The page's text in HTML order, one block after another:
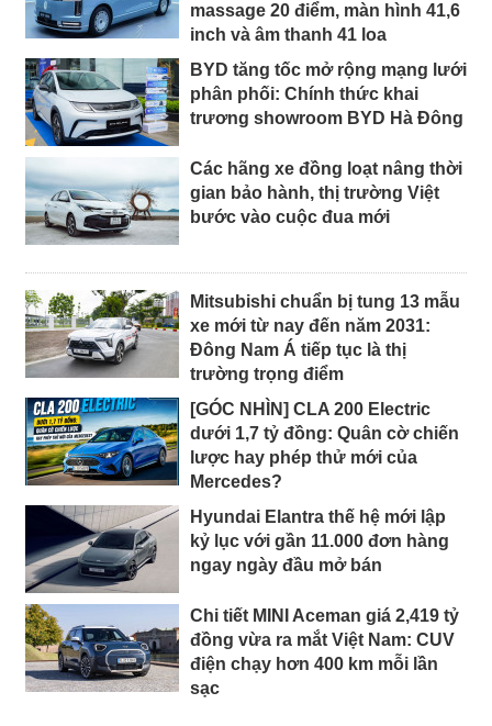
massage 20 điểm, màn hình 41,6
inch và âm thanh 41 loa
BYD tăng tốc mở rộng mạng lưới
phân phối: Chính thức khai
trương showroom BYD Hà Đông
Các hãng xe đồng loạt nâng thời
gian bảo hành, thị trường Việt
bước vào cuộc đua mới
Mitsubishi chuẩn bị tung 13 mẫu
xe mới từ nay đến năm 2031:
Đông Nam Á tiếp tục là thị
trường trọng điểm
[GÓC NHÌN] CLA 200 Electric
dưới 1,7 tỷ đồng: Quân cờ chiến
lược hay phép thử mới của
Mercedes?
Hyundai Elantra thế hệ mới lập
kỷ lục với gần 11.000 đơn hàng
ngay ngày đầu mở bán
Chi tiết MINI Aceman giá 2,419 tỷ
đồng vừa ra mắt Việt Nam: CUV
điện chạy hơn 400 km mỗi lần
sạc